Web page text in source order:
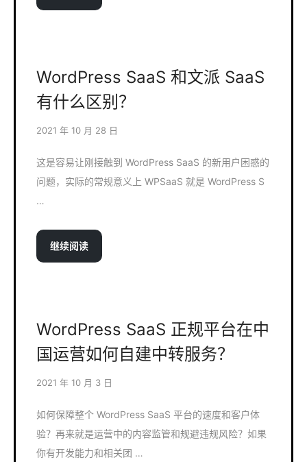
WordPress SaaS 和文派 SaaS
有什么区别？
2021 年 10 月 28 日
这是容易让刚接触到 WordPress SaaS 的新用户困惑的
问题，实际的常规意义上 WPSaaS 就是 WordPress S
…
继续阅读
WordPress SaaS 正规平台在中
国运营如何自建中转服务？
2021 年 10 月 3 日
如何保障整个 WordPress SaaS 平台的速度和客户体
验？再来就是运营中的内容监管和规避违规风险？如果
你有开发能力和相关团 …